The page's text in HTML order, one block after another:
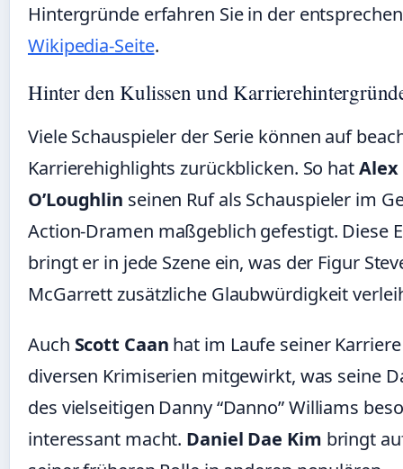
Hintergründe erfahren Sie in der
Wikipedia-Seite.
Hinter den Kulissen und
Viele Schauspieler der Serie können auf
Karrierehighlights zurückblicken. So hatAlex
O’Loughlin seinen Ruf als Schauspieler im
Action-Dramen maßgeblich gefestigt. Diese
bringt er in jede Szene ein, was der Figur
McGarrett zusätzliche Glaubwürdigkeit
Auch Scott Caan hat im Laufe seiner
diversen Krimiserien mitgewirkt, was seine
des vielseitigen Danny “Danno” Williams
interessant macht. Daniel Dae Kim bringt